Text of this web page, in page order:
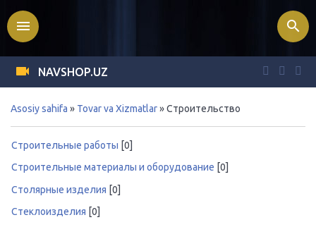
NAVSHOP.UZ
menu search
Asosiy sahifa » Tovar va Xizmatlar» Строительство
Строительные работы [0]
Строительные материалы и оборудование [0]
Столярные изделия [0]
Стеклоизделия [0]